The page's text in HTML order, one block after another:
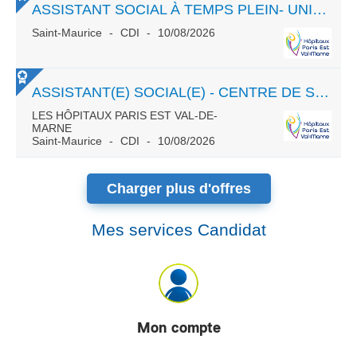
ASSISTANT SOCIAL À TEMPS PLEIN- UNITÉ D’HOSPITALISATION DU PÔLE 94G01 LA QUEUE EN BRIE
Saint-Maurice CDI 10/08/2026
ASSISTANT(E) SOCIAL(E) - CENTRE DE SUIVI ET D'INSERTION RATTACHÉ AU PÔLE SMR ENFANT
LES HÔPITAUX PARIS EST VAL-DE-
MARNE
Saint-Maurice
CDI 10/08/2026
Charger plus d'offres
Mes services Candidat
Mon compte